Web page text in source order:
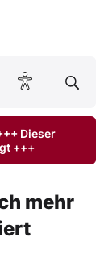
lesen
Dieser
+++
mehr